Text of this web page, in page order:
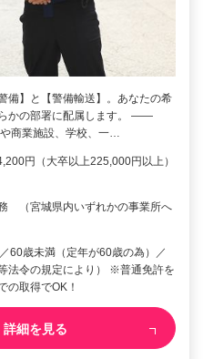
備】と【警備輸送】。あなたの希
かの部署に配属します。 ――
商業施設、学校、一…
円（大卒以上225,000円以上）
（宮城県内いずれかの事業所へ
60歳未満（定年が60歳の為）／
法令の規定により） ※普通免許を
の取得でOK！
詳細を見る